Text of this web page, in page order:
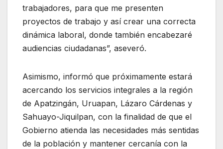
trabajadores, para que me presenten
proyectos de trabajo y así crear una correcta
dinámica laboral, donde también encabezaré
audiencias ciudadanas”, aseveró.
Asimismo, informó que próximamente estará
acercando los servicios integrales a la región
de Apatzingán, Uruapan, Lázaro Cárdenas y
Sahuayo-Jiquilpan, con la finalidad de que el
Gobierno atienda las necesidades más sentidas
de la población y mantener cercanía con la